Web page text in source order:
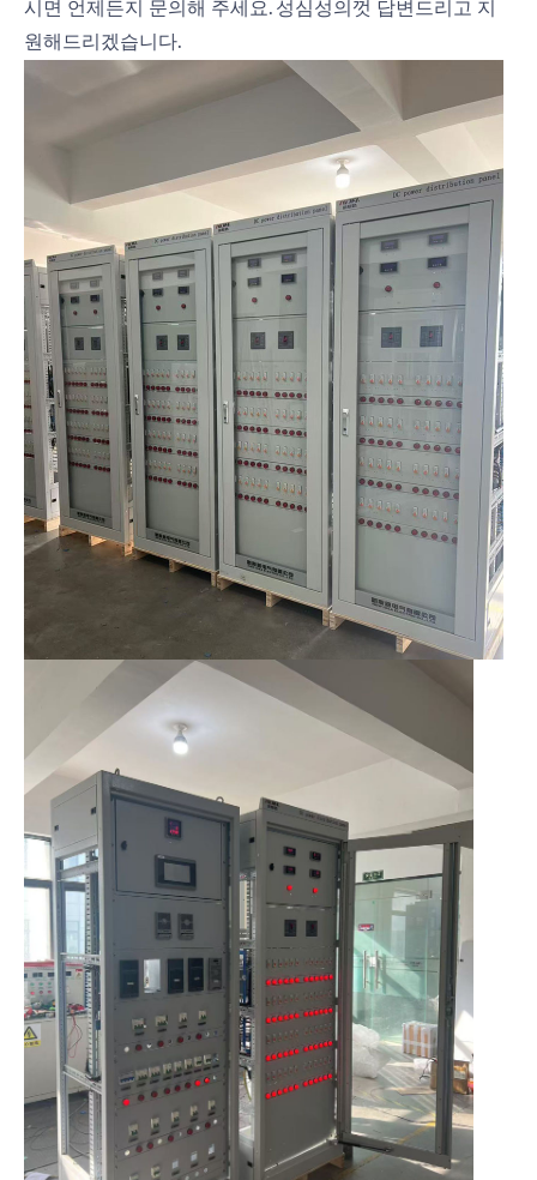
시면 언제든지 문의해 주세요. 성심성의껏 답변드리고 지
원해드리겠습니다.